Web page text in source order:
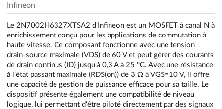
Infineon
Le 2N7002H6327XTSA2 d'Infineon est un MOSFET à canal N à
enrichissement conçu pour les applications de commutation à
haute vitesse. Ce composant fonctionne avec une tension
drain-source maximale (VDS) de 60 V et peut gérer des courants
de drain continus (ID) jusqu'à 0,3 A à 25 °C. Avec une résistance
à l'état passant maximale (RDS(on)) de 3 Ω à VGS=10 V, il offre
une capacité de gestion de puissance efficace pour sa taille. Le
dispositif présente également une compatibilité de niveau
logique, lui permettant d'être piloté directement par des signaux